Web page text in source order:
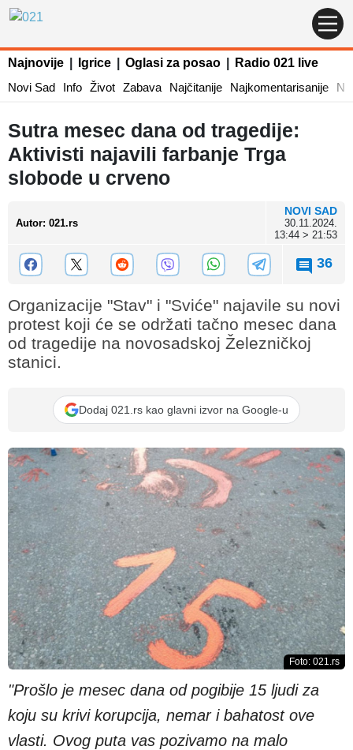
Najnovije Igrice Oglasi za posao
Radio 021 live
Novi Sad
Info Život Zabava Najčitanije Najkomentarisanije
Sutra mesec dana od tragedije:
Aktivisti najavili farbanje Trga
slobode u crveno
Autor: 021.rs
NOVI SAD
30.11.2024.
13:44 > 21:53
36
Organizacije "Stav" i "Sviće" najavile su novi
protest koji će se održati tačno mesec dana
od tragedije na novosadskoj Železničkoj
stanici.
Dodaj 021.rs kao glavni izvor na Google-u
Foto: 021.rs
"Prošlo je mesec dana od pogibije 15 ljudi za
koju su krivi korupcija, nemar i bahatost ove
vlasti. Ovog puta vas pozivamo na malo